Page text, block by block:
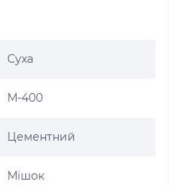
Суха
М-400
Цементний
Мішок